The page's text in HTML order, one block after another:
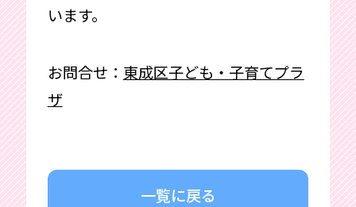
います。
お問合せ： 東成区子ども・子育てプラ
ザ
一覧に戻る